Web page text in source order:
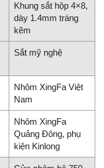
Khung sắt hộp 4×8,
dày 1.4mm tráng
kẽm
Sắt mỹ nghệ
Nhôm XingFa Việt
Nam
Nhôm XingFa
Quảng Đông, phụ
kiện Kinlong